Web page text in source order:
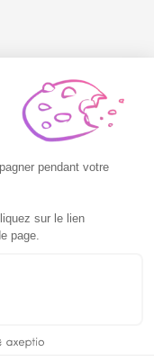
vendredi de 9h à 18h